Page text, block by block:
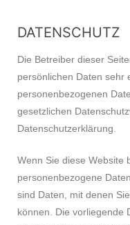
DATENSCHUTZ
Die Betreiber dieser
persönlichen Daten sehr
personenbezogenen
gesetzlichen
Datenschutzerklärung.
Wenn Sie diese Website
personenbezogene
sind Daten, mit denen
können. Die vorliegende